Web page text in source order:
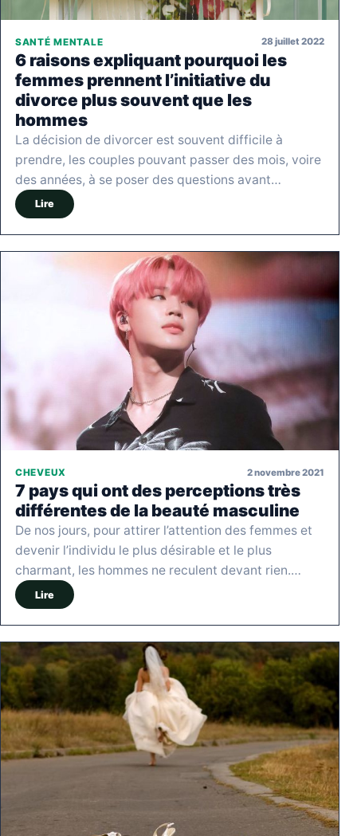
SANTÉ MENTALE 28 juillet 2022
6 raisons expliquant pourquoi les
femmes prennent l’initiative du
divorce plus souvent que les
hommes
La décision de divorcer est souvent difficile à
prendre, les couples pouvant passer des mois, voire
des années, à se poser des questions avant…
Lire
CHEVEUX 2 novembre 2021
7 pays qui ont des perceptions très
différentes de la beauté masculine
De nos jours, pour attirer l’attention des femmes et
devenir l’individu le plus désirable et le plus
charmant, les hommes ne reculent devant rien.…
Lire